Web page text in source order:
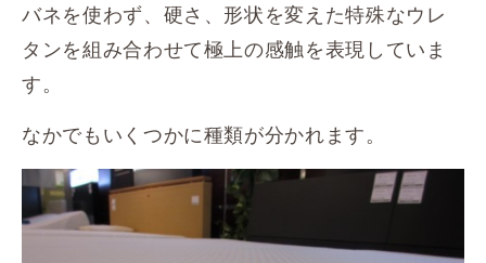
バネを使わず、硬さ、形状を変えた特殊なウレ
タンを組み合わせて極上の感触を表現していま
す。
なかでもいくつかに種類が分かれます。